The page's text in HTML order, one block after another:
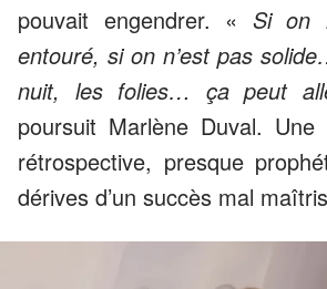
pouvait engendrer. « Si on
entouré, si on n’est pas
nuit, les folies… ça peut
poursuit Marlène Duval.
rétrospective, presque
dérives d’un succès mal